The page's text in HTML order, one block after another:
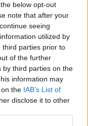
below opt-out
note that after your
seeing
utilized by
third parties prior to
of the further
by third parties on the
information may
the IAB’s List of
disclose it to other
podemos hacer
serie no tiene
Y si algo
la paciencia:
gestionando
esperar un par
sólido.